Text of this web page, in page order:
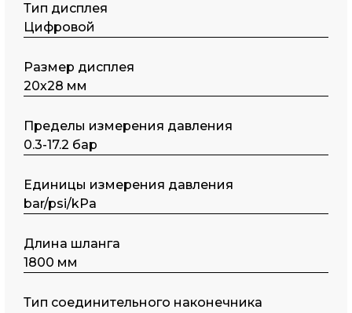
Тип дисплея
Цифровой
Размер дисплея
20х28 мм
Пределы измерения давления
0.3-17.2 бар
Единицы измерения давления
bar/psi/kPa
Длина шланга
1800 мм
Тип соединительного наконечника